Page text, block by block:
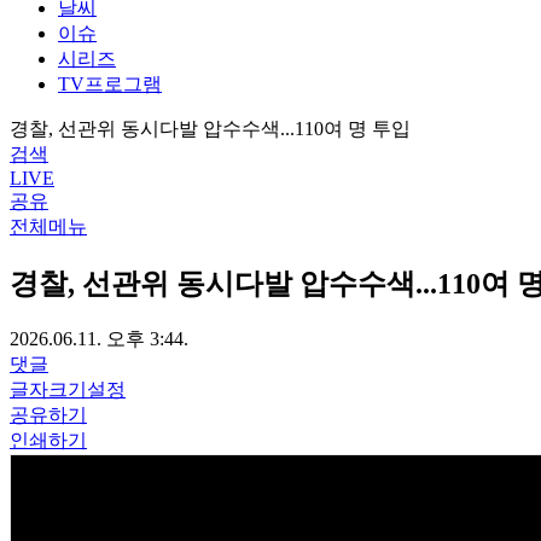
날씨
이슈
시리즈
TV프로그램
경찰, 선관위 동시다발 압수수색...110여 명 투입
검색
LIVE
공유
전체메뉴
경찰, 선관위 동시다발 압수수색...110여
2026.06.11. 오후 3:44.
댓글
글자크기설정
공유하기
인쇄하기